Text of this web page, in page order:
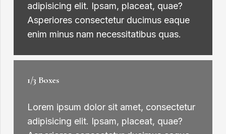
adipisicing elit. Ipsam, placeat, quae?
Asperiores consectetur ducimus eaque
enim minus nam necessitatibus quas.
1/3 Boxes
Lorem ipsum dolor sit amet, consectetur
adipisicing elit. Ipsam, placeat, quae?